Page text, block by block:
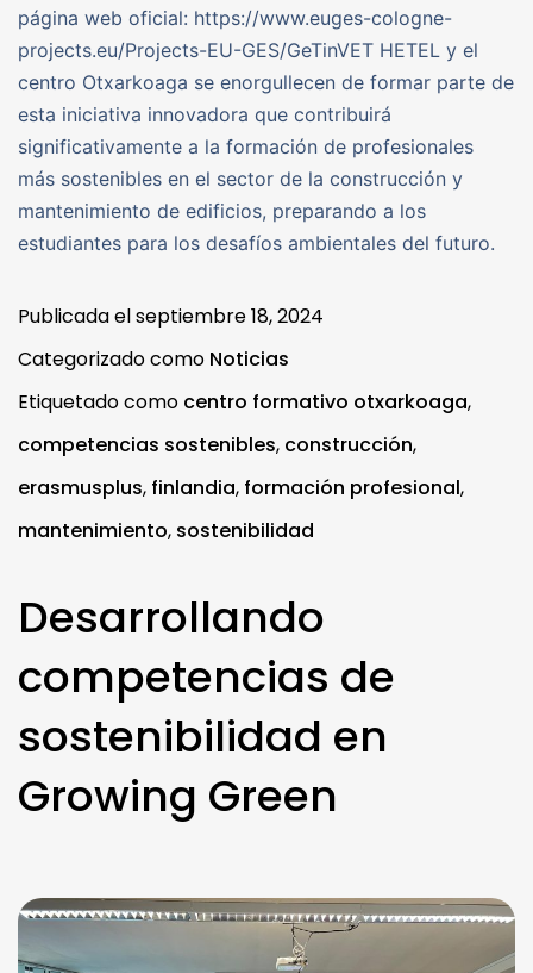
página web oficial: https://www.euges-cologne-
projects.eu/Projects-EU-GES/GeTinVET HETEL y el
centro Otxarkoaga se enorgullecen de formar parte de
esta iniciativa innovadora que contribuirá
significativamente a la formación de profesionales
más sostenibles en el sector de la construcción y
mantenimiento de edificios, preparando a los
estudiantes para los desafíos ambientales del futuro.
Publicada elseptiembre 18, 2024
Categorizado como Noticias
Etiquetado como centro formativo otxarkoaga,
competencias sostenibles, construcción,
erasmusplus, finlandia, formación profesional,
mantenimiento, sostenibilidad
Desarrollando
competencias de
sostenibilidad en
Growing Green